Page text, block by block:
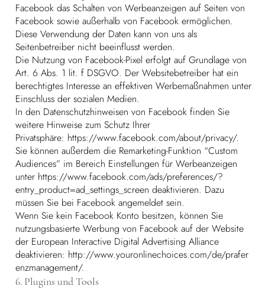
Facebook das Schalten von Werbeanzeigen auf Seiten von
Facebook sowie außerhalb von Facebook ermöglichen.
Diese Verwendung der Daten kann von uns als
Seitenbetreiber nicht beeinflusst werden.
Die Nutzung von Facebook-Pixel erfolgt auf Grundlage von
Art. 6 Abs. 1 lit. f DSGVO. Der Websitebetreiber hat ein
berechtigtes Interesse an effektiven Werbemaßnahmen unter
Einschluss der sozialen Medien.
In den Datenschutzhinweisen von Facebook finden Sie
weitere Hinweise zum Schutz Ihrer
Privatsphäre: https://www.facebook.com/about/privacy/.
Sie können außerdem die Remarketing-Funktion “Custom
Audiences” im Bereich Einstellungen für Werbeanzeigen
unter https://www.facebook.com/ads/preferences/?
entry_product=ad_settings_screen deaktivieren. Dazu
müssen Sie bei Facebook angemeldet sein.
Wenn Sie kein Facebook Konto besitzen, können Sie
nutzungsbasierte Werbung von Facebook auf der Website
der European Interactive Digital Advertising Alliance
deaktivieren: http://www.youronlinechoices.com/de/prafer
enzmanagement/.
6. Plugins und Tools